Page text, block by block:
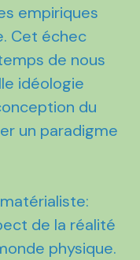
empiriques
Cet échec
de nous
idéologie
du
un paradigme
de la réalité
physique.